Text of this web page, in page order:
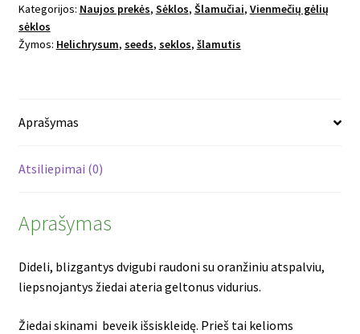
size
Fireball
Kategorijos: Naujos prekės, Sėklos, Šlamučiai, Vienmečių gėlių
sėklos
Žymos: Helichrysum, seeds, seklos, šlamutis
Aprašymas
Atsiliepimai (0)
Aprašymas
Dideli, blizgantys dvigubi raudoni su oranžiniu atspalviu,
liepsnojantys žiedai ateria geltonus vidurius.
Žiedai skinami beveik išsiskleidę. Prieš tai kelioms